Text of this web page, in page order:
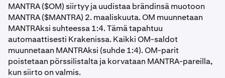
MANTRA ($OM) siirtyy ja uudistaa brändinsä muotoon
MANTRA ($MANTRA) 2. maaliskuuta. OM muunnetaan
MANTRAksi suhteessa 1:4. Tämä tapahtuu
automaattisesti Krakenissa. Kaikki OM-saldot
muunnetaan MANTRAksi (suhde 1:4). OM-parit
poistetaan pörssilistalta ja korvataan MANTRA-pareilla,
kun siirto on valmis.